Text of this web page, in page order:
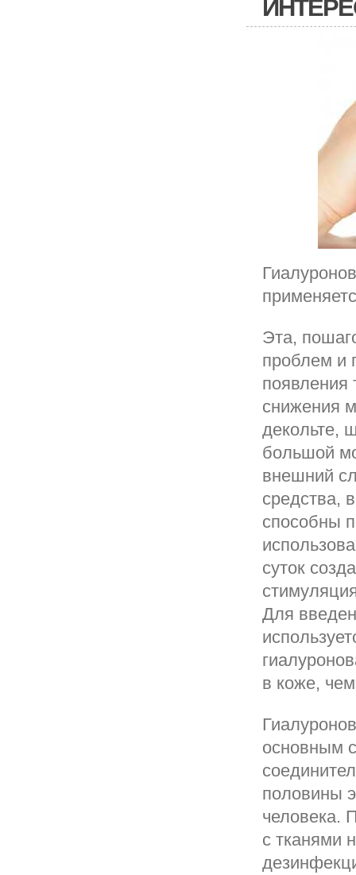
Эта,
проблем и
появления
снижения
декольте,
большой
внешний
средства,
способны
суток
Для
в коже,
основным
половины
человека.
с тканями